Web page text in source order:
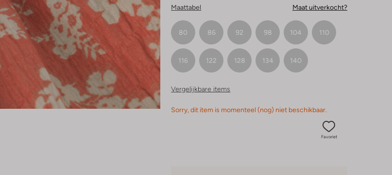
Maattabel Maat uitverkocht?
80 86 92 98 104 110
116 122 128 134 140
Vergelijkbare items
Sorry, dit item is momenteel (nog) niet beschikbaar.
Favoriet